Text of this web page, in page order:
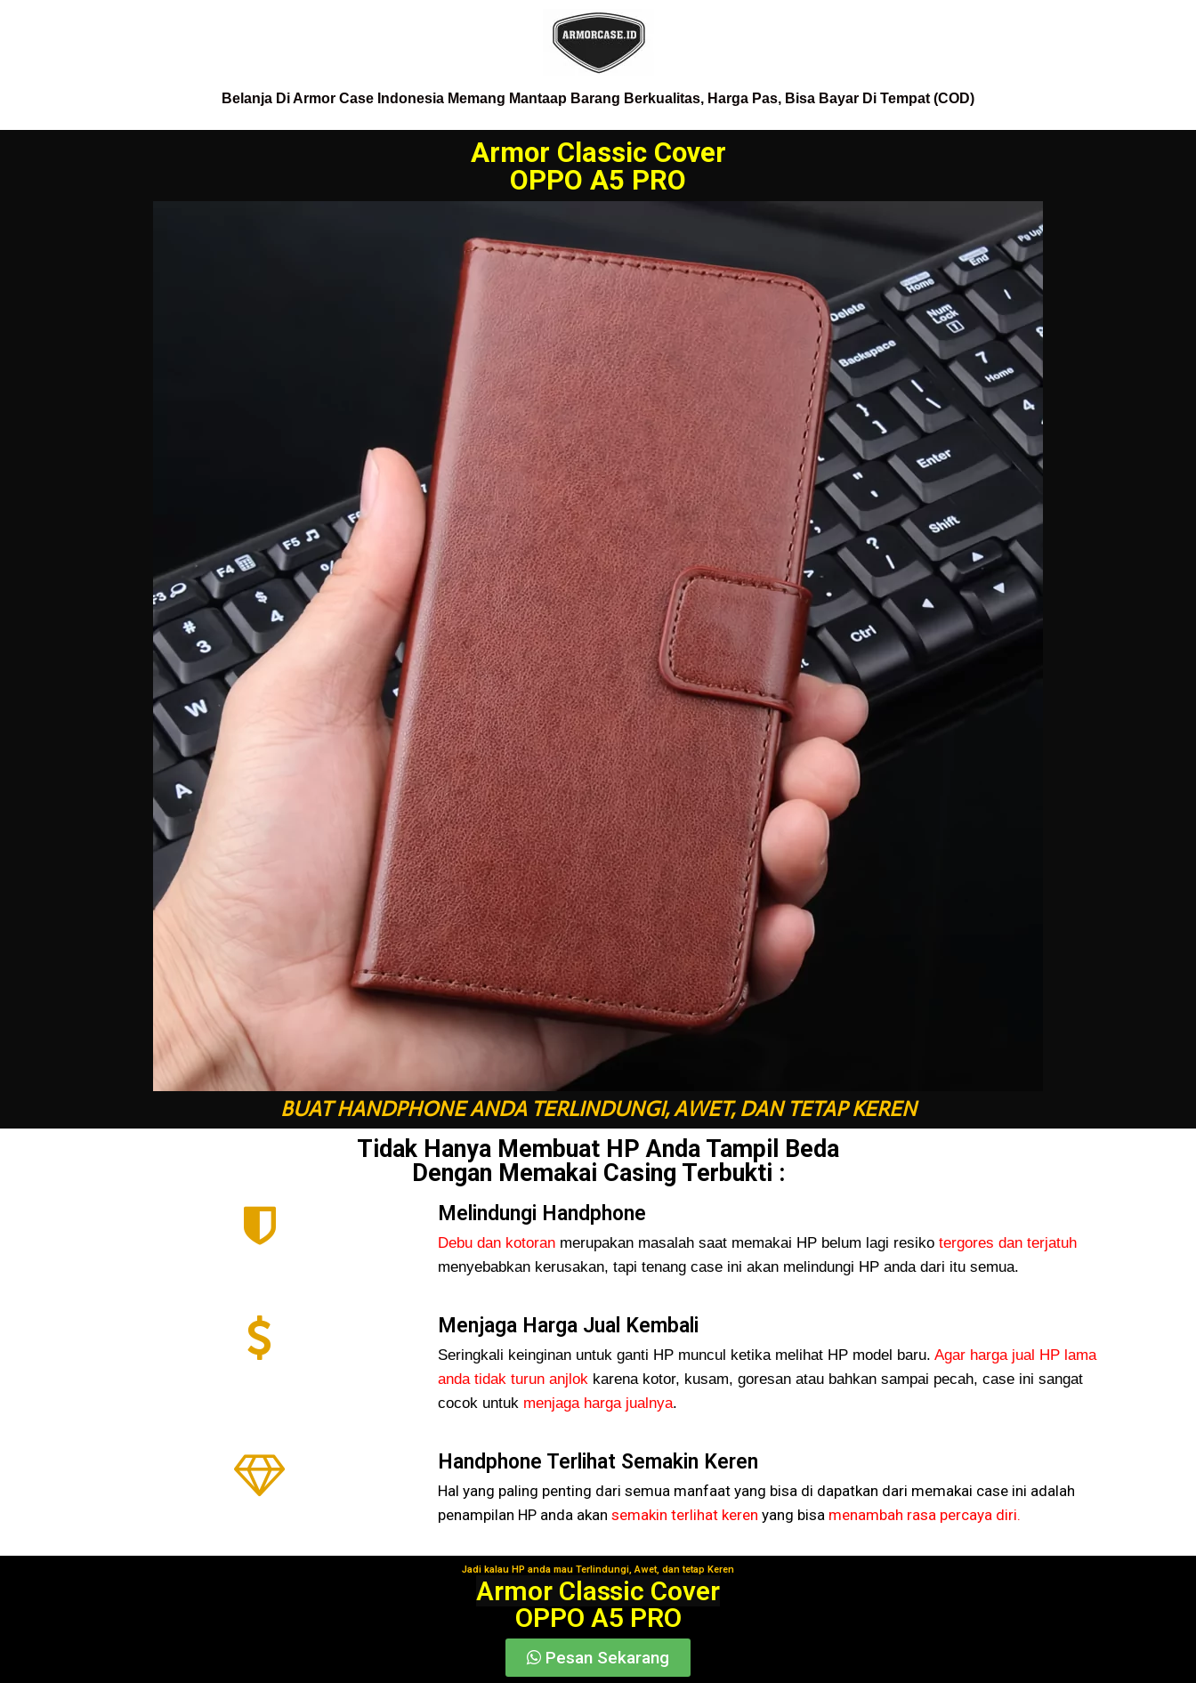
Belanja Di Armor Case Indonesia Memang Mantaap Barang Berkualitas, Harga Pas, Bisa Bayar Di Tempat (COD)
Armor Classic Cover
OPPO A5 PRO
BUAT HANDPHONE ANDA TERLINDUNGI, AWET, DAN TETAP KEREN
Tidak Hanya Membuat HP Anda Tampil Beda
Dengan Memakai Casing Terbukti :
Melindungi Handphone
Debu dan kotoran merupakan masalah saat memakai HP belum lagi resiko tergores dan terjatuh
menyebabkan kerusakan, tapi tenang case ini akan melindungi HP anda dari itu semua.
Menjaga Harga Jual Kembali
Seringkali keinginan untuk ganti HP muncul ketika melihat HP model baru. Agar harga jual HP lama
anda tidak turun anjlokkarena kotor, kusam, goresan atau bahkan sampai pecah, case ini sangat
cocok untuk menjaga harga jualnya.
Handphone Terlihat Semakin Keren
Hal yang paling penting dari semua manfaat yang bisa di dapatkan dari memakai case ini adalah
penampilan HP anda akan semakin terlihat keren yang bisa menambah rasa percaya diri.
Jadi kalau HP anda mau Terlindungi, Awet, dan tetap Keren
Segera Gunakan!
Armor Classic Cover
OPPO A5 PRO
Pesan Sekarang